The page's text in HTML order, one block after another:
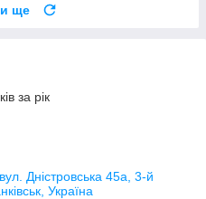
ще
за рік
Дністровська 45а, 3-й
Україна